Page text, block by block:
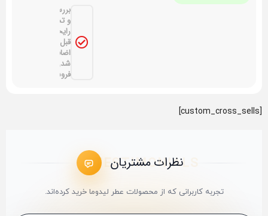
بررسی
و تست
رایحه
قبل از
اضافه
شدن به
فروشگاه
[custom_cross_sells]
نظرات مشتریان
تجربه کاربرانی که از محصولات عطر لیدوما خرید کرده‌اند.